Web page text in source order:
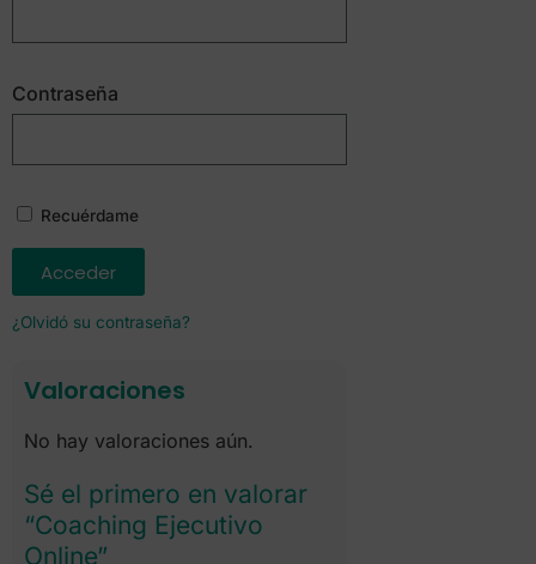
Contraseña
Recuérdame
Acceder
¿Olvidó su contraseña?
Valoraciones
No hay valoraciones aún.
Sé el primero en valorar
“Coaching Ejecutivo
Online”